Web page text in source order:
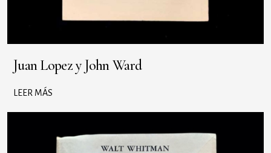
Juan Lopez y John Ward
LEER MÁS